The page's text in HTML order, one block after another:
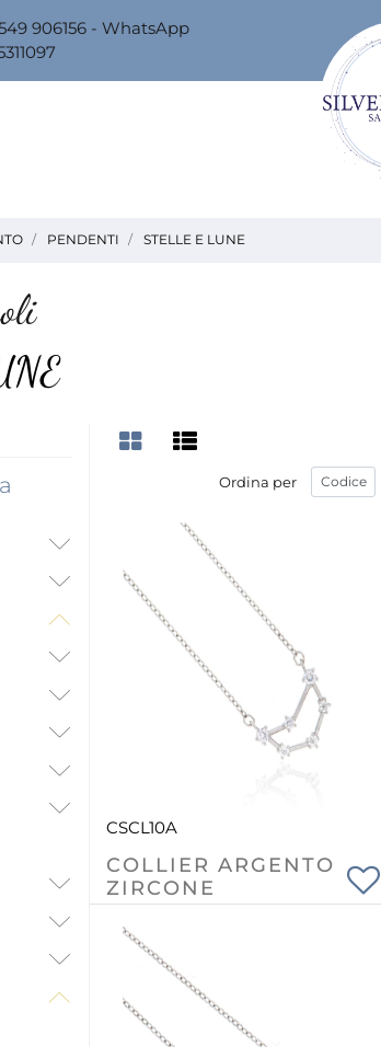
906156 - WhatsApp
PENDENTI STELLE E LUNE
Ordina per
CSCL10A
COLLIER ARGENTO
ZIRCONE